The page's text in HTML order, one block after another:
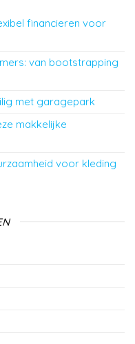
financieren voor
van bootstrapping
met garagepark
makkelijke
voor kleding